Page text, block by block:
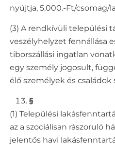
nyújtja, 5.000.-Ft/csomag/
(3) A rendkívüli települési
veszélyhelyzet fennállása
tiborszállási ingatlan
egy személy jogosult,
élő személyek és családok
§
(1) Települési
az a szociálisan rászoruló
jelentős havi